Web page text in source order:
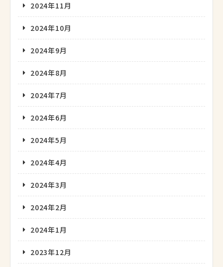
2024年11月
2024年10月
2024年9月
2024年8月
2024年7月
2024年6月
2024年5月
2024年4月
2024年3月
2024年2月
2024年1月
2023年12月